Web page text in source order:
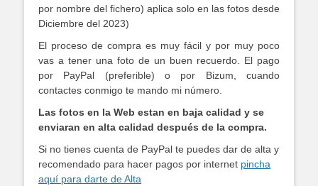
por nombre del fichero) aplica solo en las fotos desde
Diciembre del 2023)
El proceso de compra es muy fácil y por muy poco
vas a tener una foto de un buen recuerdo. El pago
por PayPal (preferible) o por Bizum, cuando
contactes conmigo te mando mi número.
Las fotos en la Web estan en baja calidad y se
enviaran en alta calidad después de la compra.
Si no tienes cuenta de PayPal te puedes dar de alta y
recomendado para hacer pagos por internet pincha
aquí para darte de Alta